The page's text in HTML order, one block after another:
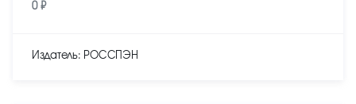
0 ₽
Издатель: РОССПЭН